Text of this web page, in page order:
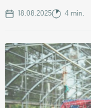
18.08.2025 4 min.